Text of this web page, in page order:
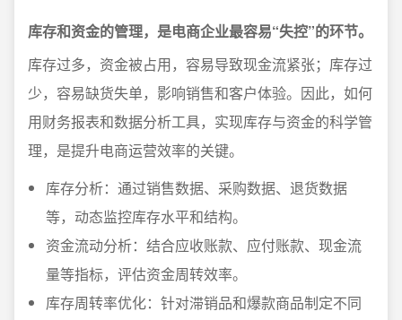
库存和资金的管理，是电商企业最容易“失控”的环节。
库存过多，资金被占用，容易导致现金流紧张；库存过
少，容易缺货失单，影响销售和客户体验。因此，如何
用财务报表和数据分析工具，实现库存与资金的科学管
理，是提升电商运营效率的关键。
库存分析：通过销售数据、采购数据、退货数据
等，动态监控库存水平和结构。
资金流动分析：结合应收账款、应付账款、现金流
量等指标，评估资金周转效率。
库存周转率优化：针对滞销品和爆款商品制定不同